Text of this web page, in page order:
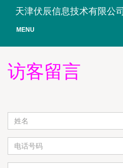
天津伏辰信息技术有限公司
MENU
访客留言